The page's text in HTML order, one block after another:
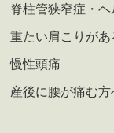
脊柱管狭窄症・
重たい肩こりがあ
慢性頭痛
産後に腰が痛む方